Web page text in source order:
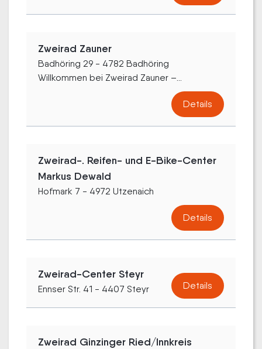
Zweirad Zauner
Badhöring 29 - 4782 Badhöring
Willkommen bei Zweirad Zauner –...
Details
Zweirad-. Reifen- und E-Bike-Center
Markus Dewald
Hofmark 7 - 4972 Utzenaich
Details
Zweirad-Center Steyr
Ennser Str. 41 - 4407 Steyr Details
Zweirad Ginzinger Ried/Innkreis